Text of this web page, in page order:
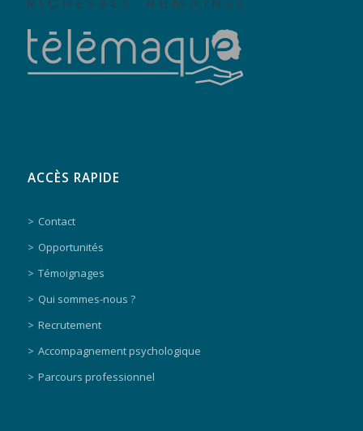
ACCÈS RAPIDE
Contact
Opportunités
Témoignages
Qui sommes-nous ?
Recrutement
Accompagnement psychologique
Parcours professionnel